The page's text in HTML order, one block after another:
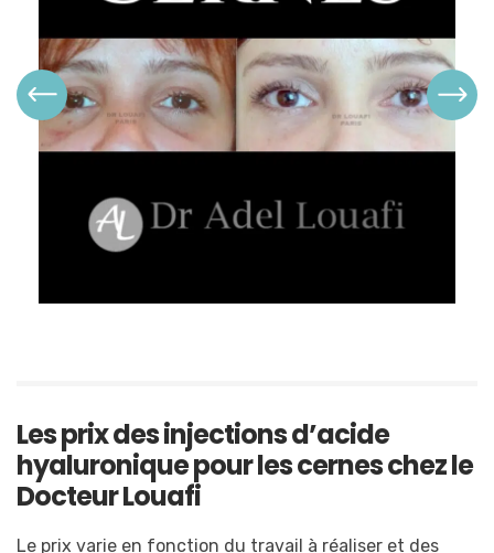
Les prix des injections d’acide
hyaluronique pour les cernes chez le
Docteur Louafi
Le prix varie en fonction du travail à réaliser et des